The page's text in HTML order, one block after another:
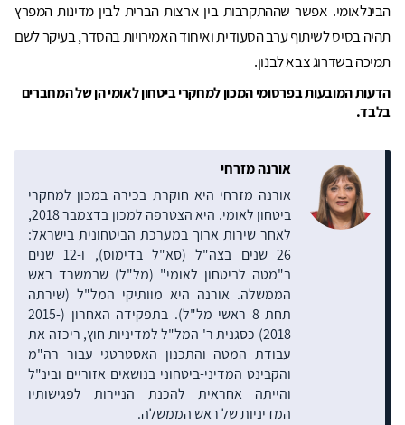
הבינלאומי. אפשר שההתקרבות בין ארצות הברית לבין מדינות המפרץ
תהיה בסיס לשיתוף ערב הסעודית ואיחוד האמירויות בהסדר, בעיקר לשם
תמיכה בשדרוג צבא לבנון.
הדעות המובעות בפרסומי המכון למחקרי ביטחון לאומי הן של המחברים
בלבד.
אורנה מזרחי
אורנה מזרחי היא חוקרת בכירה במכון למחקרי
ביטחון לאומי. היא הצטרפה למכון בדצמבר 2018,
לאחר שירות ארוך במערכת הביטחונית בישראל:
26 שנים בצה"ל (סא"ל בדימוס), ו-12 שנים
ב"מטה לביטחון לאומי" (מל"ל) שבמשרד ראש
הממשלה. אורנה היא מוותיקי המל"ל (שירתה
תחת 8 ראשי מל"ל). בתפקידה האחרון (2015-
2018) כסגנית ר' המל"ל למדיניות חוץ, ריכזה את
עבודת המטה והתכנון האסטרטגי עבור רה"מ
והקבינט המדיני-ביטחוני בנושאים אזוריים ובינ"ל
והייתה אחראית להכנת הניירות לפגישותיו
המדיניות של ראש הממשלה.